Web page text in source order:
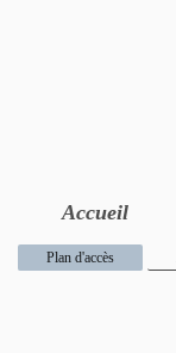
Accueil
Plan d'accès